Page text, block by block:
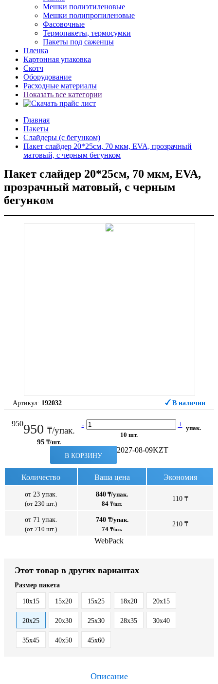
Мешки полиэтиленовые
Мешки полипропиленовые
Фасовочные
Термопакеты, термосумки
Пакеты под саженцы
Пленка
Картонная упаковка
Скотч
Оборудование
Расходные материалы
Показать все категории
Главная
Пакеты
Слайдеры (с бегунком)
Пакет слайдер 20*25см, 70 мкм, EVA, прозрачный
матовый, с черным бегунком
Пакет слайдер 20*25см, 70 мкм, EVA,
прозрачный матовый, с черным
бегунком
Артикул: 192032 В наличии
950950 ₸/упак.
95 ₸/шт.
- +
10 шт.
упак.
В КОРЗИНУ
2027-08-09KZT
Количество Ваша цена Экономия
от 23 упак.
(от 230 шт.)
840 ₸/упак.
84 ₸/шт.
110 ₸
от 71 упак.
(от 710 шт.)
740 ₸/упак.
74 ₸/шт.
210 ₸
WebPack
Этот товар в других вариантах
Размер пакета
10x15 15x20 15x25 18x20 20x15
20x25 20x30 25x30 28x35 30x40
35x45 40x50 45x60
Описание